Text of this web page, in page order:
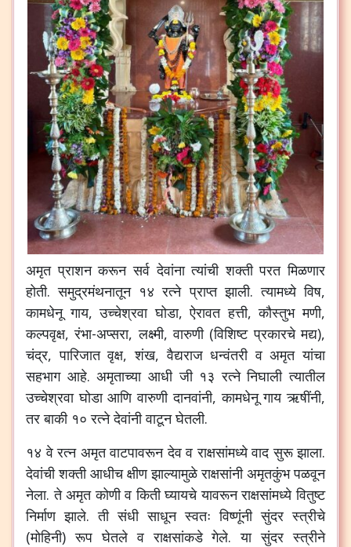
अमृत प्राशन करून सर्व देवांना त्यांची शक्ती परत मिळणार
होती. समुद्रमंथनातून १४ रत्ने प्राप्त झाली. त्यामध्ये विष,
कामधेनू गाय, उच्चेश्रवा घोडा, ऐरावत हत्ती, कौस्तुभ मणी,
कल्पवृक्ष, रंभा-अप्सरा, लक्ष्मी, वारुणी (विशिष्ट प्रकारचे मद्य),
चंद्र, पारिजात वृक्ष, शंख, वैद्यराज धन्वंतरी व अमृत यांचा
सहभाग आहे. अमृताच्या आधी जी १३ रत्ने निघाली त्यातील
उच्चेश्रवा घोडा आणि वारुणी दानवांनी, कामधेनू गाय ऋषींनी,
तर बाकी १० रत्ने देवांनी वाटून घेतली.
१४ वे रत्न अमृत वाटपावरून देव व राक्षसांमध्ये वाद सुरू झाला.
देवांची शक्ती आधीच क्षीण झाल्यामुळे राक्षसांनी अमृतकुंभ पळवून
नेला. ते अमृत कोणी व किती घ्यायचे यावरून राक्षसांमध्ये वितुष्ट
निर्माण झाले. ती संधी साधून स्वतः विष्णूंनी सुंदर स्त्रीचे
(मोहिनी) रूप घेतले व राक्षसांकडे गेले. या सुंदर स्त्रीने